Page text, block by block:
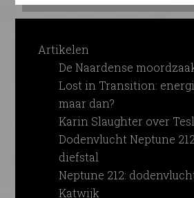
Artikelen
De Naardense
Lost in Transition:
maar dan?
Karin Slaughter over
Dodenvlucht Neptune
diefstal
Neptune 212:
Katwijk